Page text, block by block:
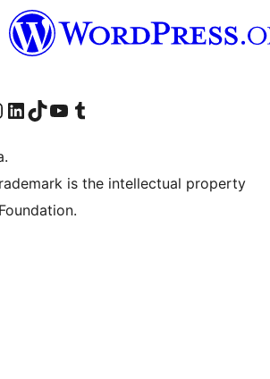
paskyroje
Instagram account
Visit our LinkedIn account
Apsilankykite mūsų TikTok paskyroje
Visit our YouTube channel
Apsilankykite mūsų Tumblr paskyroje
is the intellectual property